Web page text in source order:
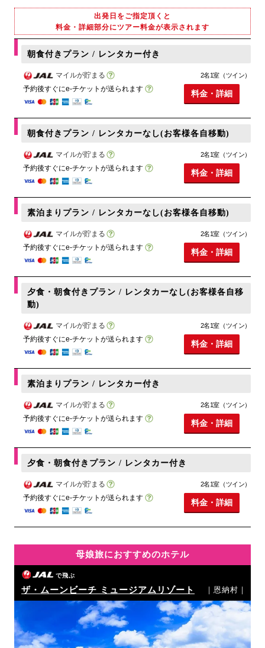
出発日をご指定頂くと
料金・詳細部分にツアー料金が表示されます
朝食付きプラン / レンタカー付き
マイルが貯まる
予約後すぐにe-チケットが送られます
2名1室（ツイン）
料金・詳細
朝食付きプラン / レンタカーなし(お客様各自移動)
マイルが貯まる
予約後すぐにe-チケットが送られます
2名1室（ツイン）
料金・詳細
素泊まりプラン / レンタカーなし(お客様各自移動)
マイルが貯まる
予約後すぐにe-チケットが送られます
2名1室（ツイン）
料金・詳細
夕食・朝食付きプラン / レンタカーなし(お客様各自移
動)
マイルが貯まる
予約後すぐにe-チケットが送られます
2名1室（ツイン）
料金・詳細
素泊まりプラン / レンタカー付き
マイルが貯まる
予約後すぐにe-チケットが送られます
2名1室（ツイン）
料金・詳細
夕食・朝食付きプラン / レンタカー付き
マイルが貯まる
予約後すぐにe-チケットが送られます
2名1室（ツイン）
料金・詳細
母娘旅におすすめのホテル
で飛ぶ
ザ・ムーンビーチ ミュージアムリゾート ｜恩納村｜